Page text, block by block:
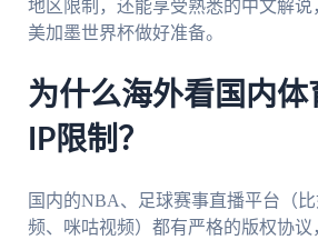
地区限制，还能享受熟悉的中文解说
美加墨世界杯做好准备。
为什么海外看国内体
IP限制？
国内的NBA、足球赛事直播平台（
频、咪咕视频）都有严格的版权协议